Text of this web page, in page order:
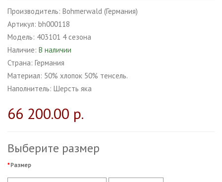
Производитель: Bohmerwald (Германия)
Артикул: bh000118
Модель: 403101 4 сезона
Наличие: В наличии
Страна: Германия
Материал: 50% хлопок 50% тенсель.
Наполнитель: Шерсть яка
66 200.00 р.
Выберите размер
Размер